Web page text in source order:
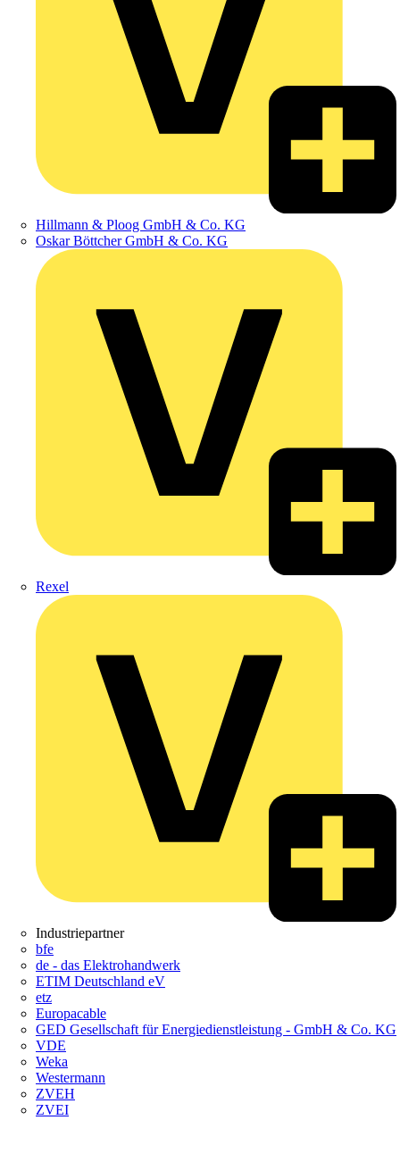
Hillmann & Ploog GmbH & Co. KG
Oskar Böttcher GmbH & Co. KG
Rexel
Industriepartner
bfe
de - das Elektrohandwerk
ETIM Deutschland eV
etz
Europacable
GED Gesellschaft für Energiedienstleistung - GmbH & Co. KG
VDE
Weka
Westermann
ZVEH
ZVEI